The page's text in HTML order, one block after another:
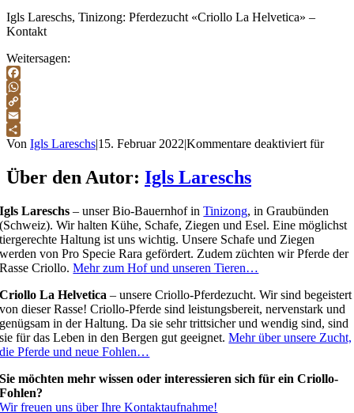
Igls Lareschs, Tinizong: Pferdezucht «Criollo La Helvetica» –
Kontakt
Weitersagen:
Facebook
WhatsApp
Copy
Link
Email
Teilen
Von Igls Lareschs|15. Februar 2022|Kommentare deaktiviert für
Über den Autor: Igls Lareschs
Igls Lareschs – unser Bio-Bauernhof inTinizong, in Graubünden
(Schweiz). Wir halten Kühe, Schafe, Ziegen und Esel. Eine möglichst
tiergerechte Haltung ist uns wichtig. Unsere Schafe und Ziegen
werden von Pro Specie Rara gefördert. Zudem züchten wir Pferde der
Rasse Criollo.Mehr zum Hof und unseren Tieren…
Criollo La Helvetica – unsere Criollo-Pferdezucht. Wir sind begeistert
von dieser Rasse! Criollo-Pferde sind leistungsbereit, nervenstark und
genügsam in der Haltung. Da sie sehr trittsicher und wendig sind, sind
sie für das Leben in den Bergen gut geeignet.Mehr über unsere Zucht,
die Pferde und neue Fohlen…
Sie möchten mehr wissen oder interessieren sich für ein Criollo-
Fohlen?
Wir freuen uns über Ihre Kontaktaufnahme!